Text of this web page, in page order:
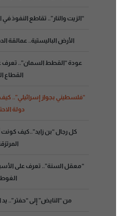
“الزيت والنار”.. تقاطع النفوذ في
الأرض الباليستية.. عمالقة
عودة “القطط السمان”..
القطاع
“فلسطيني بجواز إسرائيلي”..
دولة
كل رجال “بن زايد”..كيف كونت
“معقل السنة”.. تعرف على
من “النايض” إلى “حفتر”.. يد